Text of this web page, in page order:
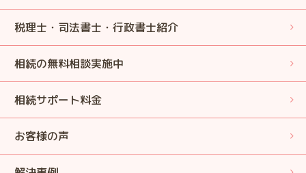
税理士・司法書士・行政書士紹介
相続の無料相談実施中
相続サポート料金
お客様の声